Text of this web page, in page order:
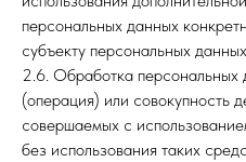
персональных данных
субъекту персональных
2.6. Обработка
(операция) или совокупность
совершаемых с
без использования таких